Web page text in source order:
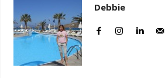
Debbie